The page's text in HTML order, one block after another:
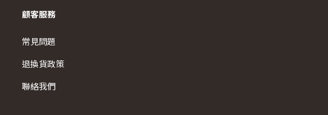
顧客服務
常見問題
退換貨政策
聯絡我們